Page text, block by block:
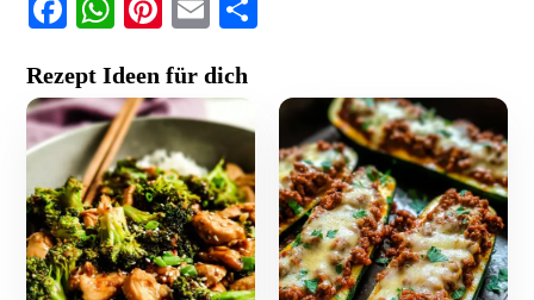
c
e
b
o
o
k
at
s
A
p
p
er
e
st
ai
l
n
Rezept Ideen für dich